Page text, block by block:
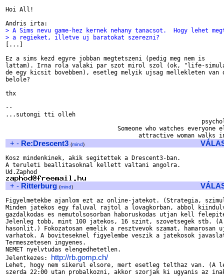
Hoi All!
> A Sims nevu game-hez kernek nehany tanacsot.  Hogy lehet
> a regieket, illetve uj baratokat szerezni?
[...]
Ez a sims kezd egyre jobban megtetszeni (pedig meg nem is
lattam). Irna rola valaki par szot mirol szol (ok, "life-
de egy kicsit bovebben), esetleg melyik ujsag mellekleten van
belole?
thx
--
...sutongi tti olleh
Someone who watches everyone
+ - Re:Drescent3 (mind)
Kosz mindenkinek, akik segitettek a Drescent3-ban.
A teruleti beallitasoknal kellett valtani angolra.
+ - Ritterburg (mind)
Figyelmetekbe ajanlom ezt az online-jatekot. (Strategia,
Minden jatekos egy faluval rajtol a lovagkorban, abbol
gazdalkodas es nemutolsosorban haboruskodas utjan kell
Jelenleg tobb, mint 100 jatekos, 16 szint, szovetsegek stb.
hasonlit.) Fokozatosan emelik a resztvevok szamat, hamarosan
varhatok. A boviteseknel figyelembe veszik a jatekosok
Termeszetesen ingyenes.
NEMET nyelvtudas elengedhetetlen.
Jelentkezes: http://rb.gomp.ch/
Lehet, hogy nem sikerul elsore, mert esetleg telthaz van. (A
szerda 22:00 utan probalkozni, akkor szorjak ki ugyanis az